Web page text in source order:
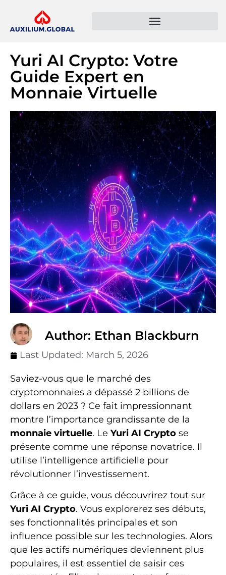
Yuri AI Crypto: Votre
Guide Expert en
Monnaie Virtuelle
Author: Ethan Blackburn
Last Updated: March 5, 2026
Saviez-vous que le marché des
cryptomonnaies a dépassé 2 billions de
dollars en 2023 ? Ce fait impressionnant
montre l’importance grandissante de la
monnaie virtuelle. Le Yuri AI Crypto se
présente comme une réponse novatrice. Il
utilise l’intelligence artificielle pour
révolutionner l’investissement.
Grâce à ce guide, vous découvrirez tout sur
Yuri AI Crypto. Vous explorerez ses débuts,
ses fonctionnalités principales et son
influence possible sur les technologies. Alors
que les actifs numériques deviennent plus
populaires, il est essentiel de saisir ces